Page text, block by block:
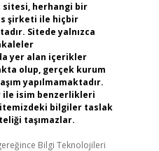
sitesi, herhangi bir
şirketi ile hiçbir
Sitede yalnızca
yer alan içerikler
olup, gerçek kurum
yapılmamaktadır.
ile isim benzerlikleri
bilgiler taslak
taşımazlar.
Bilgi Teknolojileri